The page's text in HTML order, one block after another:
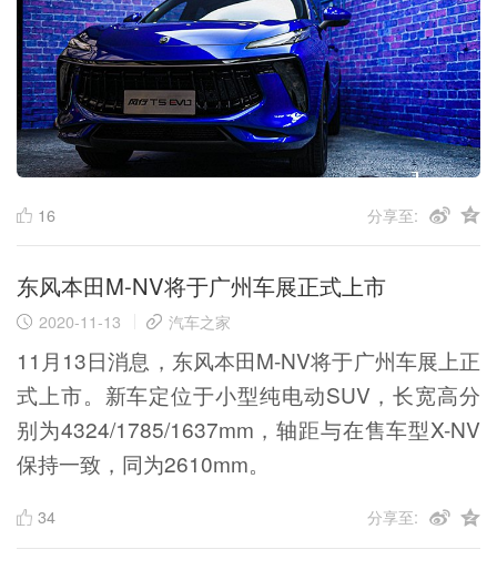
16 分享至:
东风本田M-NV将于广州车展正式上市
2020-11-13 汽车之家
11月13日消息，东风本田M-NV将于广州车展上正
式上市。新车定位于小型纯电动SUV，长宽高分
别为4324/1785/1637mm，轴距与在售车型X-NV
保持一致，同为2610mm。
34 分享至: